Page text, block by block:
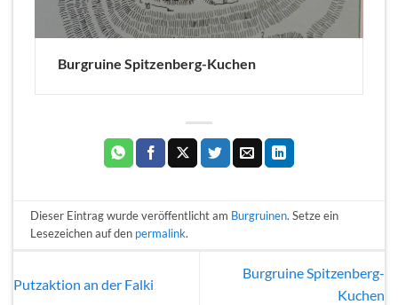
Burgruine Spitzenberg-Kuchen
Dieser Eintrag wurde veröffentlicht am Burgruinen. Setze ein
Lesezeichen auf den permalink.
Putzaktion an der Falki
Burgruine Spitzenberg-
Kuchen